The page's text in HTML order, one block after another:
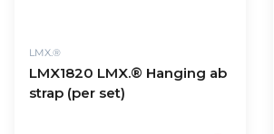
LMX.®
LMX1820 LMX.® Hanging ab
strap (per set)